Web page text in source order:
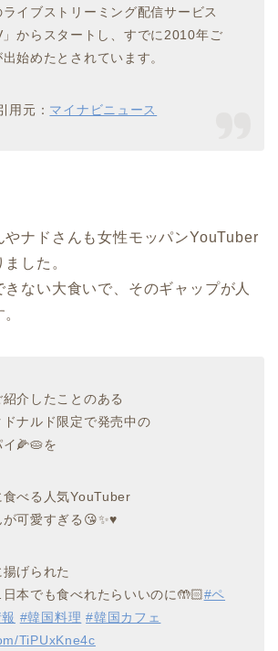
イブストリーミング配信サービス
」からスタートし、すでに2010年ご
始めたとされています。
用元： マイナビニュース
やナドさんも女性モッパンYouTuber
した。
ない大食いで、そのギャップが人
介したことのある
ナルド限定で発売中の
🌽🥧を
食べる人気YouTuber
可愛すぎる😘✨♥️
げられた
本でも食べれたらいいのに🤲🏻#ペ
#韓国料理 #韓国カフェ
TiPUxKne4c